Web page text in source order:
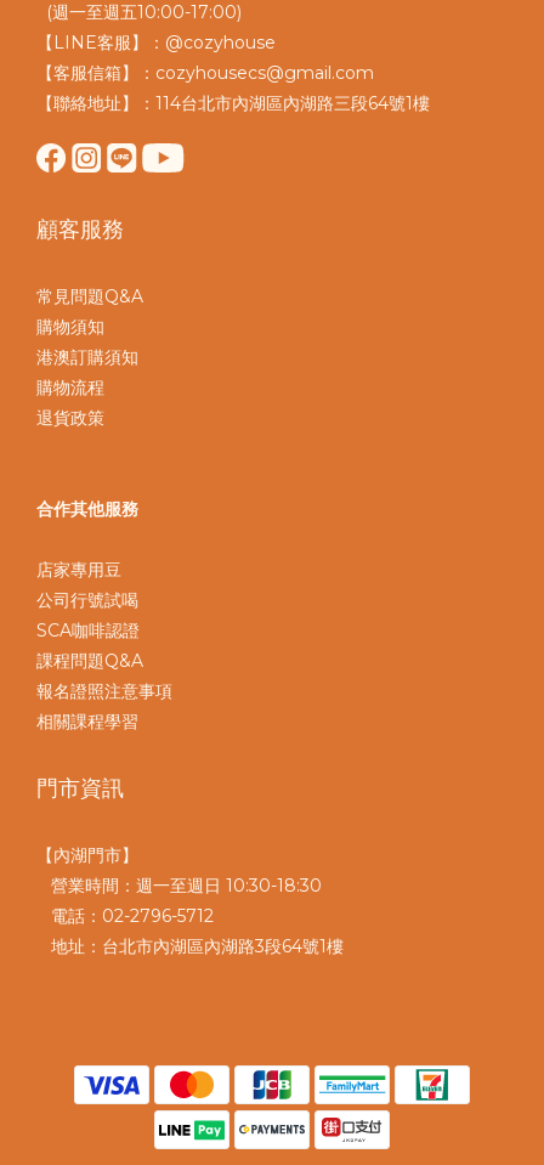
(週一至週五10:00-17:00)
【LINE客服】：@cozyhouse
【客服信箱】：cozyhousecs@gmail.com
【聯絡地址】：114台北市內湖區內湖路三段64號1樓
顧客服務
常見問題Q&A
購物須知
港澳訂購須知
購物流程
退貨政策
合作其他服務
店家專用豆
公司行號試喝
SCA咖啡認證
課程問題Q&A
報名證照注意事項
相關課程學習
門市資訊
【內湖門市】
營業時間：週一至週日 10:30-18:30
電話：02-2796-5712
地址：台北市內湖區內湖路3段64號1樓